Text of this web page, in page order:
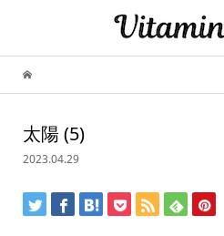
太陽 (5)
2023.04.29